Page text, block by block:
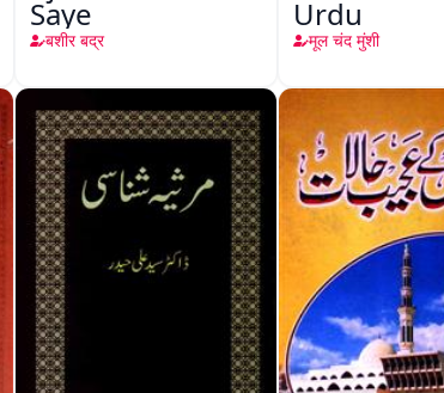
Saye
बशीर बद्र
Urdu
मूल चंद मुंशी